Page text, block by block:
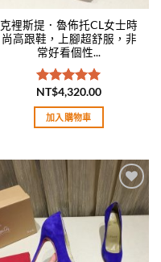
克裡斯提．魯佈托CL女士時
尚高跟鞋，上腳超舒服，非
常好看個性...
評分5.00
滿分 5
NT$4,320.00
加入購物車
Add to
wishlist